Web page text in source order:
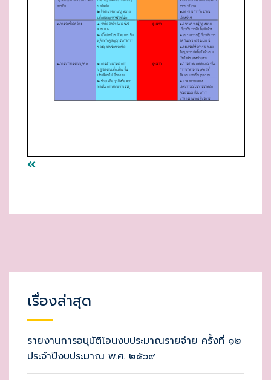
เรื่องล่าสุด
รายงานการอนุมัติโอนงบประมาณรายจ่าย ครั้งที่ ๑๒
ประจำปีงบประมาณ พ.ศ. ๒๕๖๙